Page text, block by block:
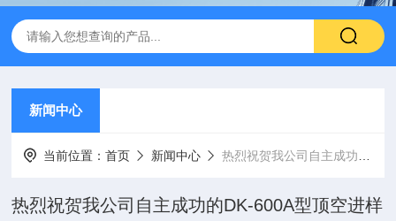
新闻中心
当前位置：首页 新闻中心 热烈祝贺我公司自主成功的DK-600A型顶空进样器成功上市
热烈祝贺我公司自主成功的DK-600A型顶空进样